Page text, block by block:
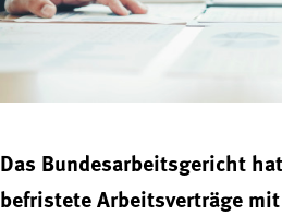
Das Bundesarbeitsgericht
befristete Arbeitsverträge